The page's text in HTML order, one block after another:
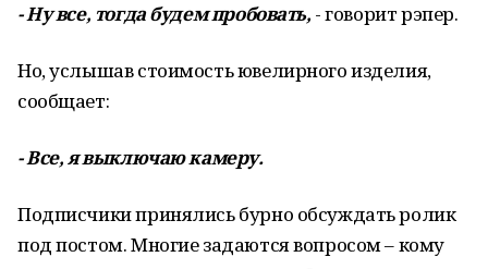
- Ну все, тогда будем пробовать, - говорит рэпер.
Но, услышав стоимость ювелирного изделия,
сообщает:
- Все, я выключаю камеру.
Подписчики принялись бурно обсуждать ролик
под постом. Многие задаются вопросом – кому